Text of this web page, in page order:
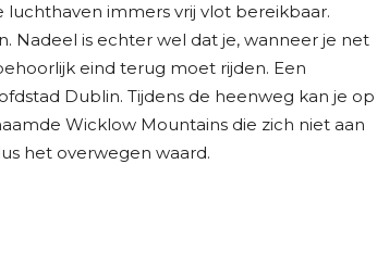
luchthaven immers vrij vlot bereikbaar.
Nadeel is echter wel dat je, wanneer je net
eind terug moet rijden. Een
Dublin. Tijdens de heenweg kan je op
Wicklow Mountains die zich niet aan
het overwegen waard.